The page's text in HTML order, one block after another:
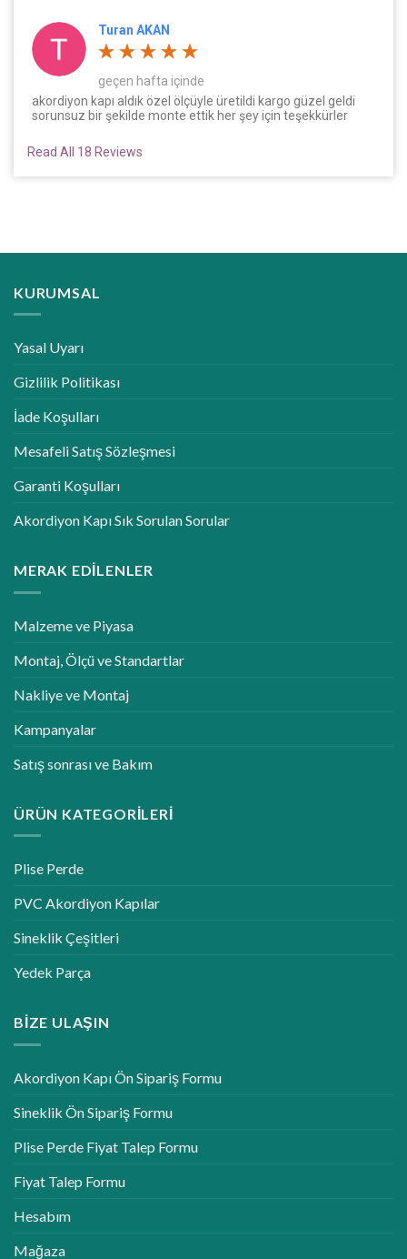
Turan AKAN
geçen hafta içinde
akordiyon kapı aldık özel ölçüyle üretildi kargo güzel geldi
sorunsuz bir şekilde monte ettik her şey için teşekkürler
Read All 18 Reviews
KURUMSAL
Yasal Uyarı
Gizlilik Politikası
İade Koşulları
Mesafeli Satış Sözleşmesi
Garanti Koşulları
Akordiyon Kapı Sık Sorulan Sorular
MERAK EDILENLER
Malzeme ve Piyasa
Montaj, Ölçü ve Standartlar
Nakliye ve Montaj
Kampanyalar
Satış sonrası ve Bakım
ÜRÜN KATEGORILERI
Plise Perde
PVC Akordiyon Kapılar
Sineklik Çeşitleri
Yedek Parça
BIZE ULAŞIN
Akordiyon Kapı Ön Sipariş Formu
Sineklik Ön Sipariş Formu
Plise Perde Fiyat Talep Formu
Fiyat Talep Formu
Hesabım
Mağaza